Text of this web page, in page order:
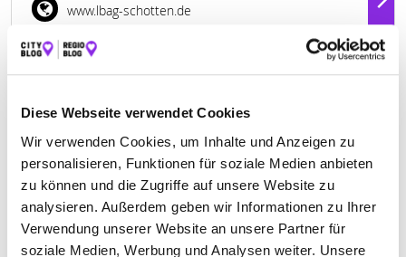
Diese Webseite verwendet Cookies
Wir verwenden Cookies, um Inhalte und Anzeigen zu
personalisieren, Funktionen für soziale Medien anbieten
zu können und die Zugriffe auf unsere Website zu
analysieren. Außerdem geben wir Informationen zu Ihrer
Verwendung unserer Website an unsere Partner für
soziale Medien, Werbung und Analysen weiter. Unsere
www.lbag-schotten.de